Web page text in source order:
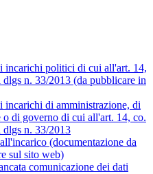
incarichi politici di cui all'art. 14,
dlgs n. 33/2013 (da pubblicare in
incarichi di amministrazione, di
o di governo di cui all'art. 14, co.
dlgs n. 33/2013
(documentazione da
sul sito web)
comunicazione dei dati